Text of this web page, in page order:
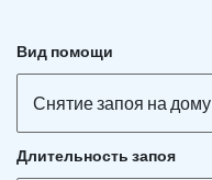
Вид помощи
Снятие запоя на дому
Длительность запоя